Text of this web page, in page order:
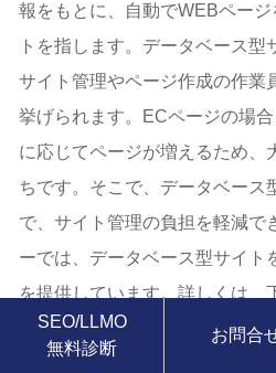
報をもとに、自動でWEBペー
トを指します。データベース型
サイト管理やページ作成の作業
挙げられます。ECページの場
に応じてページが増えるため、
ちです。そこで、データベース
で、サイト管理の負担を軽減で
ーでは、データベース型サイト
を提供しています。詳しくは、
てください。>>
東京SEOメー
ス型サイトの構築サービス
SEO/LLMO
無料診断
お問合